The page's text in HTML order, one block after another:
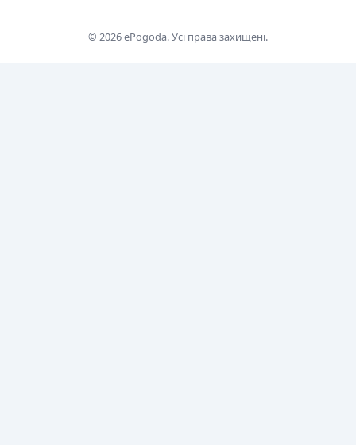
© 2026 ePogoda. Усі права захищені.